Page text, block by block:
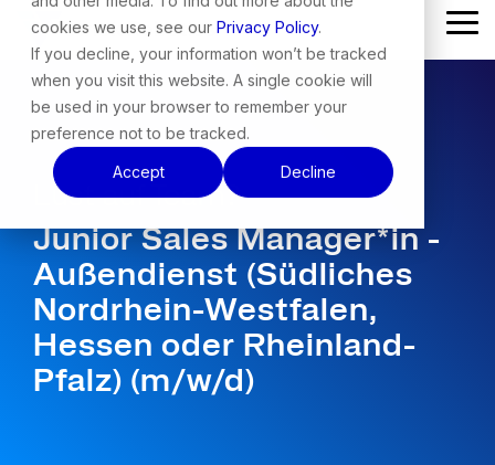
cookies we use, see our Privacy Policy.
If you decline, your information won’t be tracked
when you visit this website. A single cookie will
be used in your browser to remember your
preference not to be tracked.
Accept Decline
Skip
main
content.
Lust auf Team?
Junior Sales Manager*in -
Außendienst (Südliches
Nordrhein-Westfalen,
Hessen oder Rheinland-
Pfalz) (m/w/d)